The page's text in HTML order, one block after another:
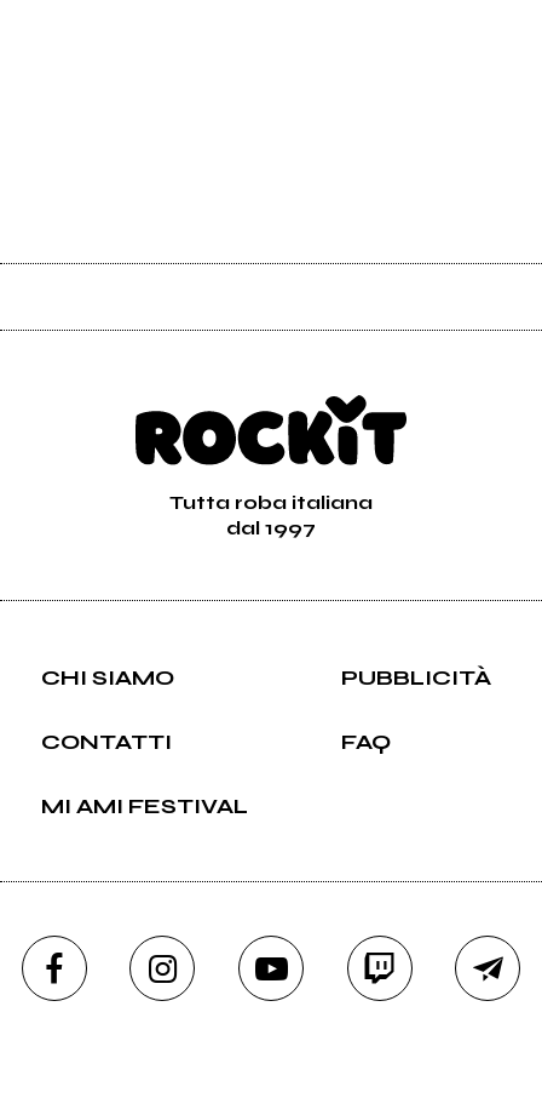
Tutta roba italiana
dal 1997
CHI SIAMO PUBBLICITÀ
CONTATTI FAQ
MI AMI FESTIVAL